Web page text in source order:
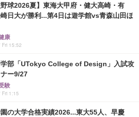
野球2026夏】東海大甲府・健大高崎・有
日大が勝利...第4日は遊学館vs青森山田ほ
康
15:52
部「UTokyo College of Design」入試攻
ー9/27
験
1:15
の大学合格実績2026...東大55人、早慶